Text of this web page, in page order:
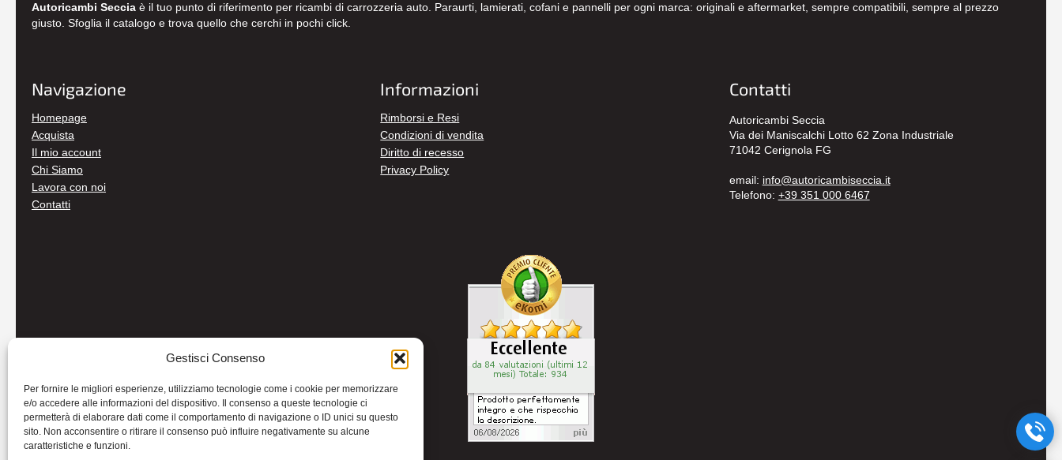
Gestisci Consenso
Per fornire le migliori esperienze, utilizziamo tecnologie come i cookie per memorizzare
e/o accedere alle informazioni del dispositivo. Il consenso a queste tecnologie ci
permetterà di elaborare dati come il comportamento di navigazione o ID unici su questo
sito. Non acconsentire o ritirare il consenso può influire negativamente su alcune
caratteristiche e funzioni.
Autoricambi Seccia è il tuo punto di riferimento per ricambi di carrozzeria auto. Paraurti, lamierati, cofani e pannelli per ogni marca: originali e aftermarket, sempre compatibili, sempre al prezzo
giusto. Sfoglia il catalogo e trova quello che cerchi in pochi click.
Navigazione
Homepage
Acquista
Il mio account
Chi Siamo
Lavora con noi
Contatti
Informazioni
Rimborsi e Resi
Condizioni di vendita
Diritto di recesso
Privacy Policy
Contatti
Autoricambi Seccia
Via dei Maniscalchi Lotto 62 Zona Industriale
71042 Cerignola FG
email: info@autoricambiseccia.it
Telefono: +39 351 000 6467